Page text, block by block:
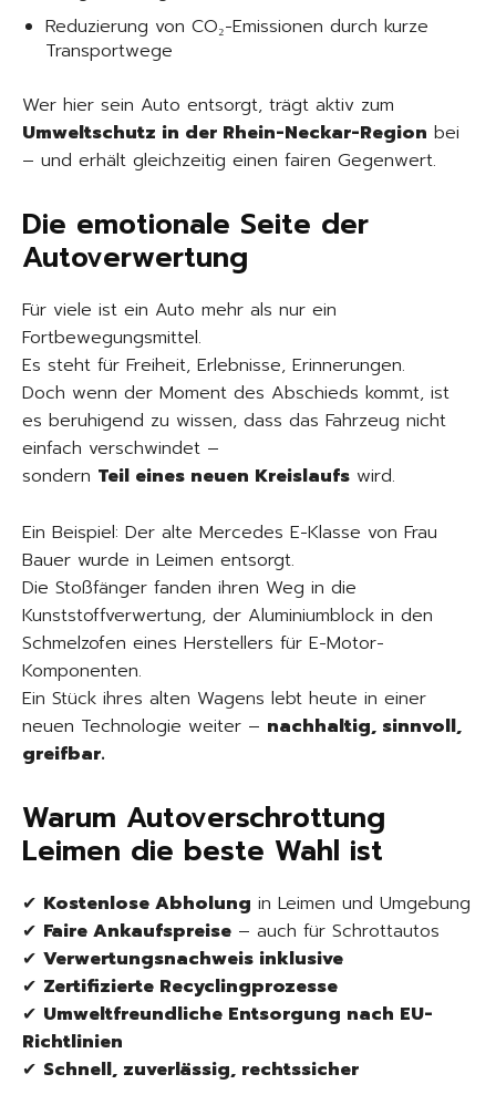
Reduzierung von CO₂-Emissionen durch kurze
Transportwege
Wer hier sein Auto entsorgt, trägt aktiv zum
Umweltschutz in der Rhein-Neckar-Region bei
– und erhält gleichzeitig einen fairen Gegenwert.
Die emotionale Seite der
Autoverwertung
Für viele ist ein Auto mehr als nur ein
Fortbewegungsmittel.
Es steht für Freiheit, Erlebnisse, Erinnerungen.
Doch wenn der Moment des Abschieds kommt, ist
es beruhigend zu wissen, dass das Fahrzeug nicht
einfach verschwindet –
sondern Teil eines neuen Kreislaufs wird.
Ein Beispiel: Der alte Mercedes E-Klasse von Frau
Bauer wurde in Leimen entsorgt.
Die Stoßfänger fanden ihren Weg in die
Kunststoffverwertung, der Aluminiumblock in den
Schmelzofen eines Herstellers für E-Motor-
Komponenten.
Ein Stück ihres alten Wagens lebt heute in einer
neuen Technologie weiter – nachhaltig, sinnvoll,
greifbar.
Warum Autoverschrottung
Leimen die beste Wahl ist
✔ Kostenlose Abholung in Leimen und Umgebung
✔ Faire Ankaufspreise – auch für Schrottautos
✔ Verwertungsnachweis inklusive
✔ Zertifizierte Recyclingprozesse
✔ Umweltfreundliche Entsorgung nach EU-
Richtlinien
✔ Schnell, zuverlässig, rechtssicher